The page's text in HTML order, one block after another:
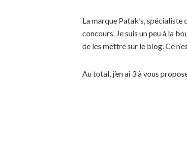
La marque Patak’s, spécialiste
concours. Je suis un peu à la
de les mettre sur le blog. Ce
Au total, j’en ai 3 à vous